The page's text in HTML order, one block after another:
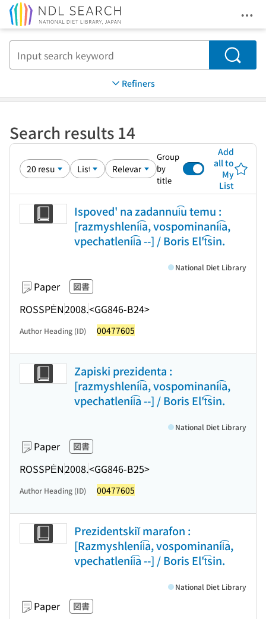
Search
Refiners
Search results 14
Group
by
title
Add
all to
My
List
Ispoved' na zadannui͡u temu :
[razmyshlenii͡a, vospominanii͡a,
vpechatlenii͡a --] / Boris El't͡sin.
Paper 図書
ROSSPĖN2008.<GG846-B24>
National Diet Library
Author Heading (ID) 00477605
Zapiski prezidenta :
[razmyshlenii͡a, vospominanii͡a,
vpechatlenii͡a --] / Boris El't͡sin.
Paper 図書
ROSSPĖN2008.<GG846-B25>
National Diet Library
Author Heading (ID) 00477605
Prezidentskiĭ marafon :
[Razmyshlenii͡a, vospominanii͡a,
vpechatlenii͡a --] / Boris El't͡sin.
Paper 図書
National Diet Library